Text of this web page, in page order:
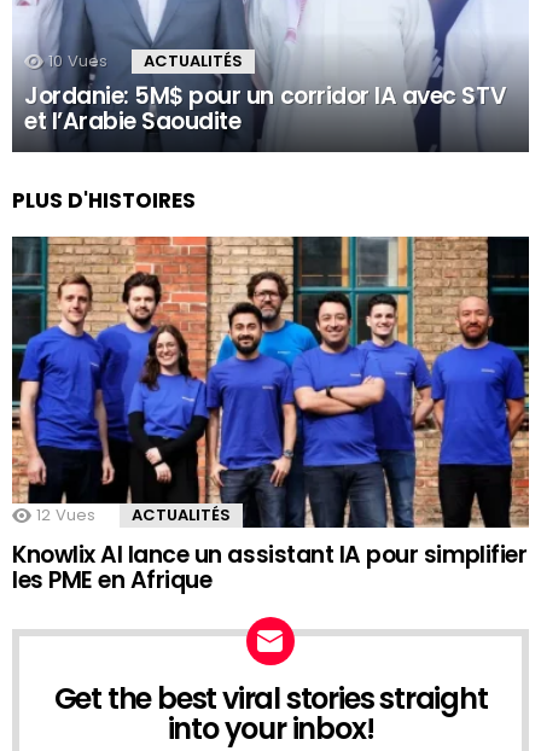
10 Vues ACTUALITÉS
Jordanie: 5M$ pour un corridor IA avec STV
et l’Arabie Saoudite
PLUS D'HISTOIRES
12 Vues ACTUALITÉS
Knowlix AI lance un assistant IA pour simplifier
les PME en Afrique
NEWSLETTER
Get the best viral stories straight
into your inbox!